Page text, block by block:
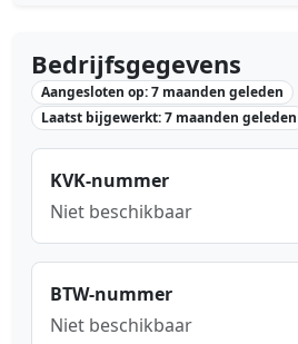
Bedrijfsgegevens
Aangesloten op: 7 maanden geleden
Laatst bijgewerkt: 7 maanden geleden
KVK-nummer
Niet beschikbaar
BTW-nummer
Niet beschikbaar